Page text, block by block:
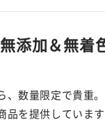
添加＆無着
数量限定で貴重。
を提供しています